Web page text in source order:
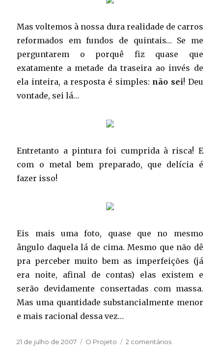
Mas voltemos à nossa dura realidade de carros
reformados em fundos de quintais… Se me
perguntarem o porquê fiz quase que
exatamente a metade da traseira ao invés de
ela inteira, a resposta é simples: não sei! Deu
vontade, sei lá…
Entretanto a pintura foi cumprida à risca! E
com o metal bem preparado, que delícia é
fazer isso!
Eis mais uma foto, quase que no mesmo
ângulo daquela lá de cima. Mesmo que não dê
pra perceber muito bem as imperfeições (já
era noite, afinal de contas) elas existem e
serão devidamente consertadas com massa.
Mas uma quantidade substancialmente menor
e mais racional dessa vez…
Publicado
21 de julho de 2007 Categorias
O Projeto 2 comentáriosem